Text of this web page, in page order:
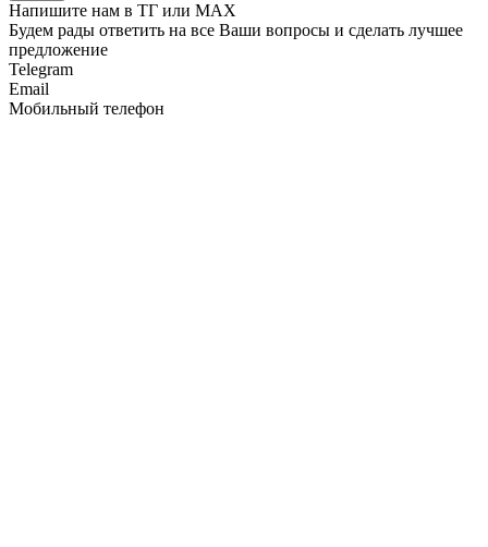
Напишите нам в ТГ или MAX
Будем рады ответить на все Ваши вопросы и сделать лучшее
предложение
Telegram
Email
Мобильный телефон